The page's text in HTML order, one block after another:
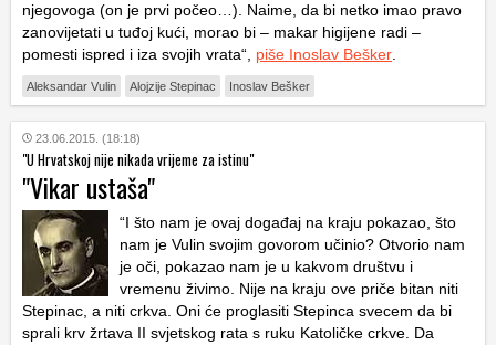
njegovoga (on je prvi počeo…). Naime, da bi netko imao pravo
zanovijetati u tuđoj kući, morao bi – makar higijene radi –
pomesti ispred i iza svojih vrata“, piše Inoslav Bešker
Aleksandar Vulin Alojzije Stepinac Inoslav Bešker
23.06.2015. (18:18)
"U Hrvatskoj nije nikada vrijeme za istinu"
"Vikar ustaša"
“I što nam je ovaj događaj na kraju pokazao, što
nam je Vulin svojim govorom učinio? Otvorio nam
je oči, pokazao nam je u kakvom društvu i
vremenu živimo. Nije na kraju ove priče bitan niti
Stepinac, a niti crkva. Oni će proglasiti Stepinca svecem da bi
sprali krv žrtava II svjetskog rata s ruku Katoličke crkve. Da